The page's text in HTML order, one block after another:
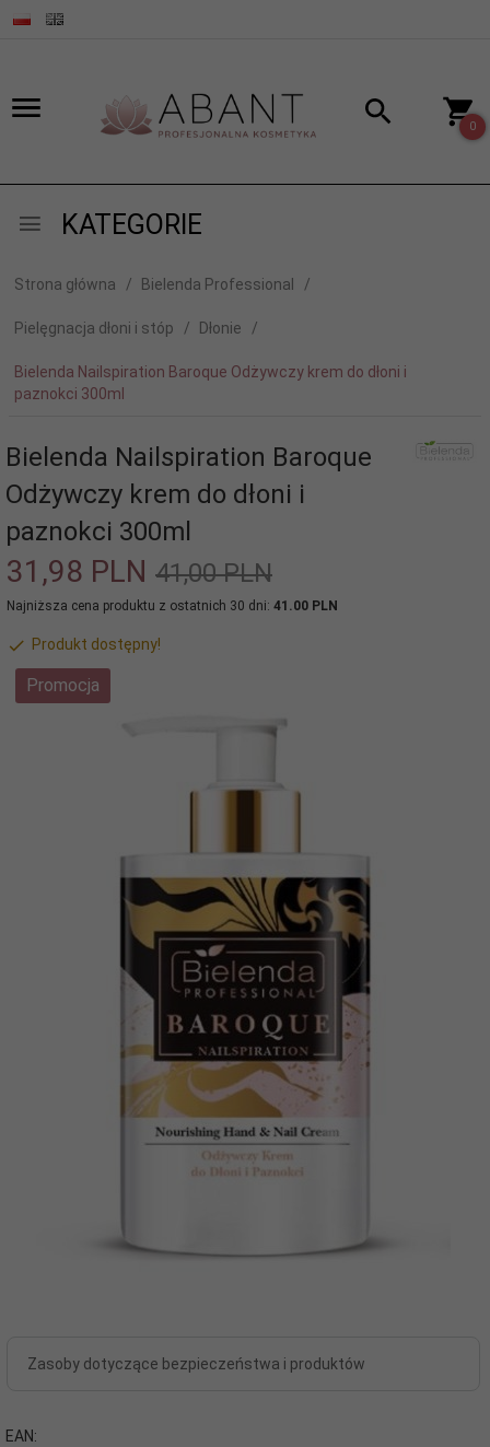
0
KATEGORIE
Strona główna Bielenda Professional
Pielęgnacja dłoni i stóp Dłonie
Bielenda Nailspiration Baroque Odżywczy krem do dłoni i
paznokci 300ml
Bielenda Nailspiration Baroque
Odżywczy krem do dłoni i
paznokci 300ml
31,98 PLN 41,00 PLN
Najniższa cena produktu z ostatnich 30 dni: 41.00 PLN
Produkt dostępny!
Promocja
Zasoby dotyczące bezpieczeństwa i produktów
EAN: